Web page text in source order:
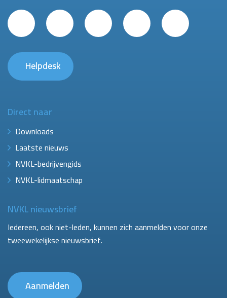
Helpdesk
Direct naar
Downloads
Laatste nieuws
NVKL-bedrijvengids
NVKL-lidmaatschap
NVKL nieuwsbrief
Iedereen, ook niet-leden, kunnen zich aanmelden voor onze
tweewekelijkse nieuwsbrief.
Aanmelden